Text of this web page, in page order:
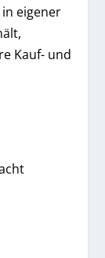
eigener
Kauf- und